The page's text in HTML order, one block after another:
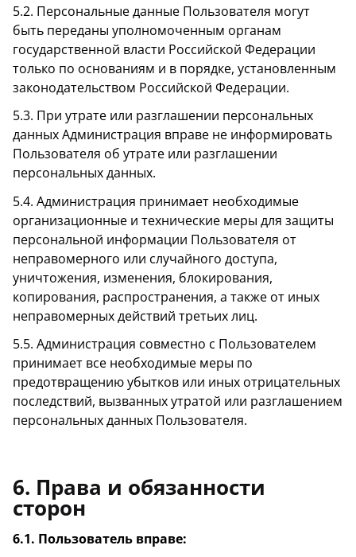
5.2. Персональные данные Пользователя могут
быть переданы уполномоченным органам
государственной власти Российской Федерации
только по основаниям и в порядке, установленным
законодательством Российской Федерации.
5.3. При утрате или разглашении персональных
данных Администрация вправе не информировать
Пользователя об утрате или разглашении
персональных данных.
5.4. Администрация принимает необходимые
организационные и технические меры для защиты
персональной информации Пользователя от
неправомерного или случайного доступа,
уничтожения, изменения, блокирования,
копирования, распространения, а также от иных
неправомерных действий третьих лиц.
5.5. Администрация совместно с Пользователем
принимает все необходимые меры по
предотвращению убытков или иных отрицательных
последствий, вызванных утратой или разглашением
персональных данных Пользователя.
6. Права и обязанности
сторон
6.1. Пользователь вправе: